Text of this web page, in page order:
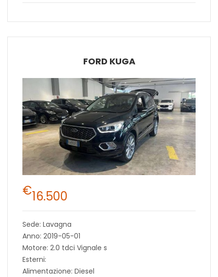
FORD KUGA
€16.500
Sede: Lavagna
Anno: 2019-05-01
Motore: 2.0 tdci Vignale s
Esterni:
Alimentazione: Diesel